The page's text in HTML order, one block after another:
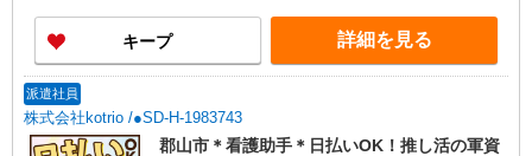
キープ 詳細を見る
派遣社員
株式会社kotrio /●SD-H-1983743
郡山市＊看護助手＊日払いOK！推し活の軍資